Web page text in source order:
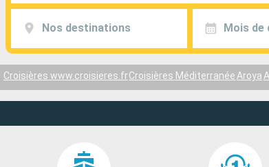
Nos destinations Mois de
Croisières www.croisieres.frCroisières Méditerranée Aroya